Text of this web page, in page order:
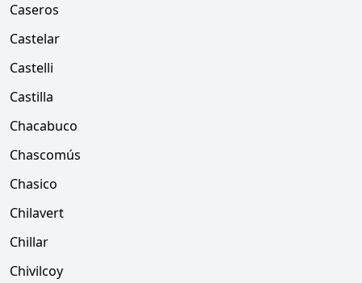
Caseros
Castelar
Castelli
Castilla
Chacabuco
Chascomús
Chasico
Chilavert
Chillar
Chivilcoy